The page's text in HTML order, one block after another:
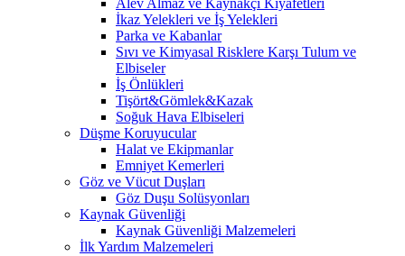
İkaz Yelekleri ve İş Yelekleri
Parka ve Kabanlar
Sıvı ve Kimyasal Risklere Karşı Tulum ve
Elbiseler
İş Önlükleri
Tişört&Gömlek&Kazak
Soğuk Hava Elbiseleri
Düşme Koruyucular
Halat ve Ekipmanlar
Emniyet Kemerleri
Göz ve Vücut Duşları
Göz Duşu Solüsyonları
Kaynak Güvenliği
Kaynak Güvenliği Malzemeleri
İlk Yardım Malzemeleri